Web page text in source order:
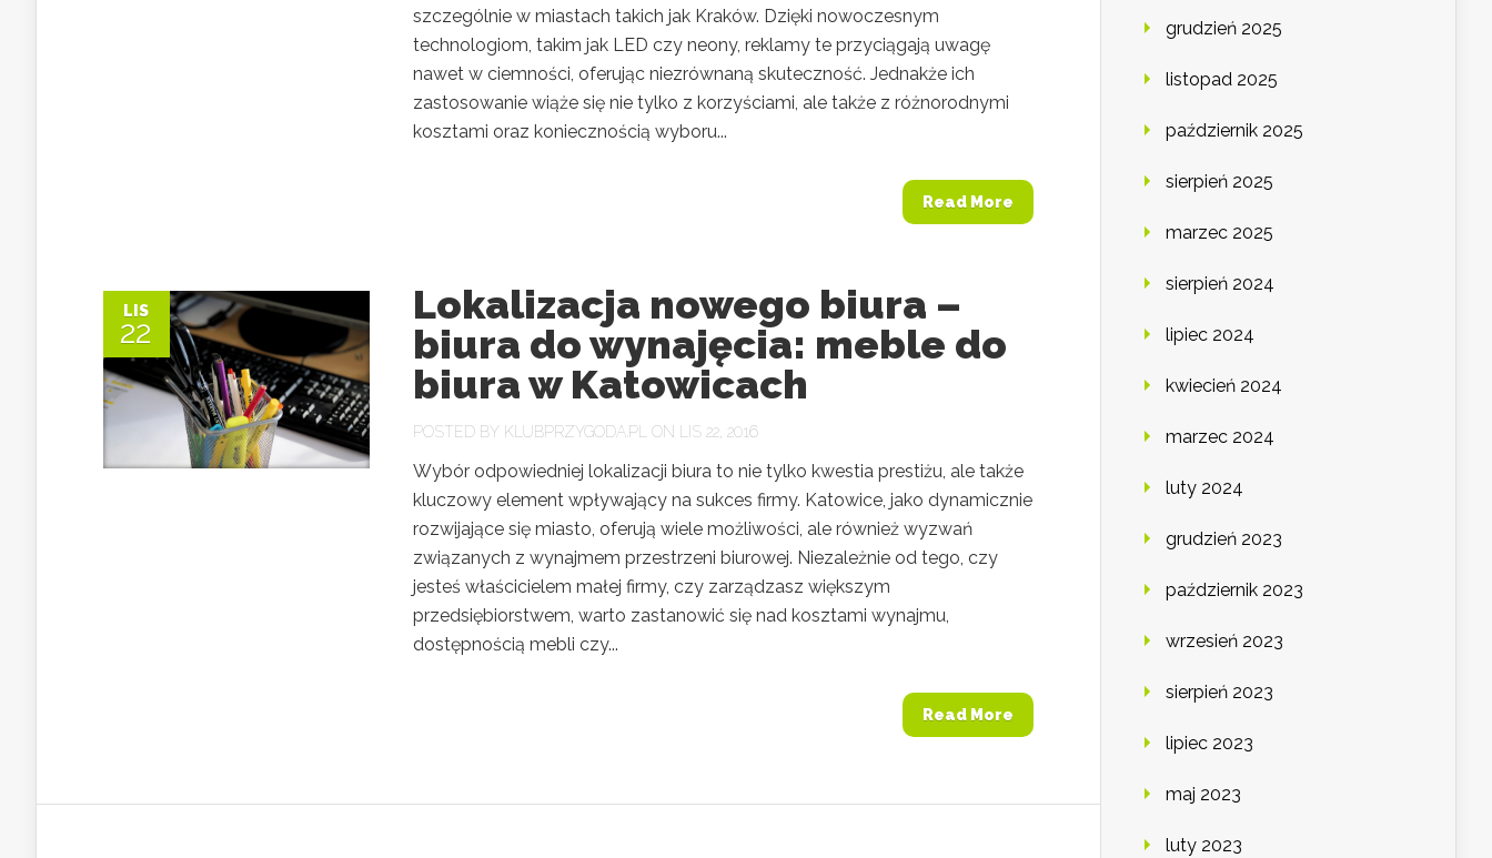
szczególnie w miastach takich jak Kraków. Dzięki nowoczesnym
technologiom, takim jak LED czy neony, reklamy te przyciągają uwagę
nawet w ciemności, oferując niezrównaną skuteczność. Jednakże ich
zastosowanie wiąże się nie tylko z korzyściami, ale także z różnorodnymi
kosztami oraz koniecznością wyboru...
Read More
LIS
22
Lokalizacja nowego biura –
biura do wynajęcia: meble do
biura w Katowicach
POSTED BY KLUBPRZYGODA.PL ON LIS 22, 2016
Wybór odpowiedniej lokalizacji biura to nie tylko kwestia prestiżu, ale także
kluczowy element wpływający na sukces firmy. Katowice, jako dynamicznie
rozwijające się miasto, oferują wiele możliwości, ale również wyzwań
związanych z wynajmem przestrzeni biurowej. Niezależnie od tego, czy
jesteś właścicielem małej firmy, czy zarządzasz większym
przedsiębiorstwem, warto zastanowić się nad kosztami wynajmu,
dostępnością mebli czy...
Read More
grudzień 2025
listopad 2025
październik 2025
sierpień 2025
marzec 2025
sierpień 2024
lipiec 2024
kwiecień 2024
marzec 2024
luty 2024
grudzień 2023
październik 2023
wrzesień 2023
sierpień 2023
lipiec 2023
maj 2023
luty 2023